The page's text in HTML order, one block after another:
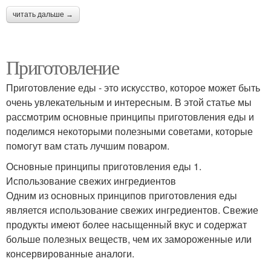
читать дальше →
Приготовление
Приготовление еды - это искусство, которое может быть
очень увлекательным и интересным. В этой статье мы
рассмотрим основные принципы приготовления еды и
поделимся некоторыми полезными советами, которые
помогут вам стать лучшим поваром.
Основные принципы приготовления еды 1.
Использование свежих ингредиентов
Одним из основных принципов приготовления еды
является использование свежих ингредиентов. Свежие
продукты имеют более насыщенный вкус и содержат
больше полезных веществ, чем их замороженные или
консервированные аналоги.